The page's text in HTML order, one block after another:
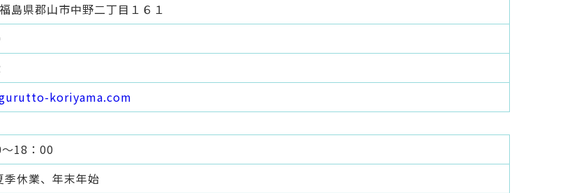
県郡山市中野二丁目１６１
koriyama.com
18：00
休業、年末年始